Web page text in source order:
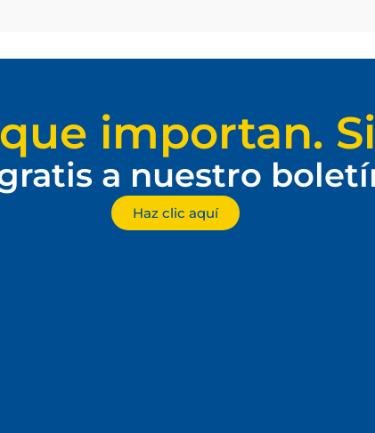
importan.
a nuestro
Haz clic aquí